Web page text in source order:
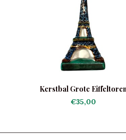
Kerstbal Grote
€35,00